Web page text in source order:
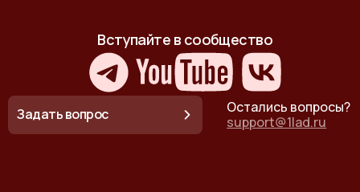
Вступайте в сообщество
Остались вопросы?
support@1lad.ru
Задать вопрос